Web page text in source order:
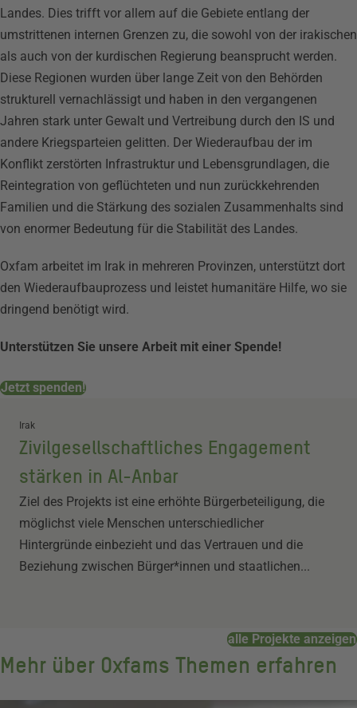
Landes. Dies trifft vor allem auf die Gebiete entlang der
umstrittenen internen Grenzen zu, die sowohl von der irakischen
als auch von der kurdischen Regierung beansprucht werden.
Diese Regionen wurden über lange Zeit von den Behörden
strukturell vernachlässigt und haben in den vergangenen
Jahren stark unter Gewalt und Vertreibung durch den IS und
andere Kriegsparteien gelitten. Der Wiederaufbau der im
Konflikt zerstörten Infrastruktur und Lebensgrundlagen, die
Reintegration von geflüchteten und nun zurückkehrenden
Familien und die Stärkung des sozialen Zusammenhalts sind
von enormer Bedeutung für die Stabilität des Landes.
Oxfam arbeitet im Irak in mehreren Provinzen, unterstützt dort
den Wiederaufbauprozess und leistet humanitäre Hilfe, wo sie
dringend benötigt wird.
Unterstützen Sie unsere Arbeit mit einer Spende!
Jetzt spenden!
Irak
Zivilgesellschaftliches Engagement
stärken in Al-Anbar
Ziel des Projekts ist eine erhöhte Bürgerbeteiligung, die
möglichst viele Menschen unterschiedlicher
Hintergründe einbezieht und das Vertrauen und die
Beziehung zwischen Bürger*innen und staatlichen...
alle Projekte anzeigen
Mehr über Oxfams Themen erfahren